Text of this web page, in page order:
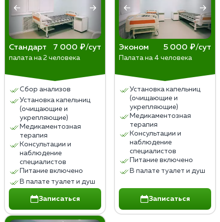
необходимости и в интересах сохранения здоровья
пациента. Забота о пациентах и уважение к их
правам – главные принципы медицинской этики в
таких ситуациях. Решение о принудительном
лечении всегда должно опираться на научные
данные, юридические нормы и уважение к личности
пациента.
Стандарт 7 000 ₽/сут
палата на 2 человека
Сбор анализов
Установка капельниц
(очищающие и
укрепляющие)
Медикаментозная
терапия
Консультации и
наблюдение
специалистов
Питание включено
В палате туалет и душ
Записаться
Эконом 5 000 ₽/сут
Палата на 4 человека
Установка капельниц
(очищающие и
укрепляющие)
Медикаментозная
терапия
Консультации и
наблюдение
специалистов
Питание включено
В палате туалет и душ
Записаться